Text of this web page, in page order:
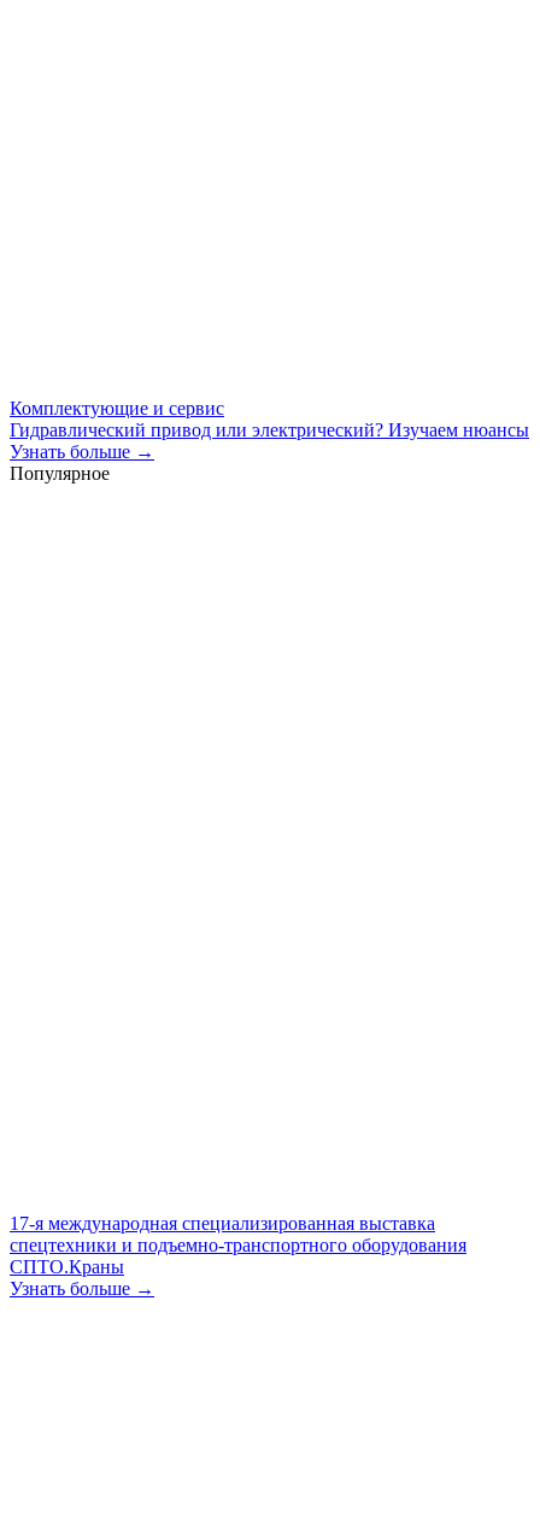
Комплектующие и сервис
Гидравлический привод или электрический? Изучаем нюансы
Узнать больше →
Популярное
17-я международная специализированная выставка
спецтехники и подъемно-транспортного оборудования
СПТО.Краны
Узнать больше →